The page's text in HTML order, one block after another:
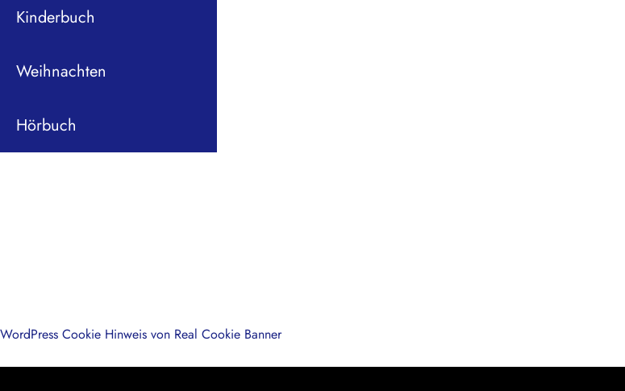
Kinderbuch
Weihnachten
Hörbuch
WordPress Cookie Hinweis von Real Cookie Banner